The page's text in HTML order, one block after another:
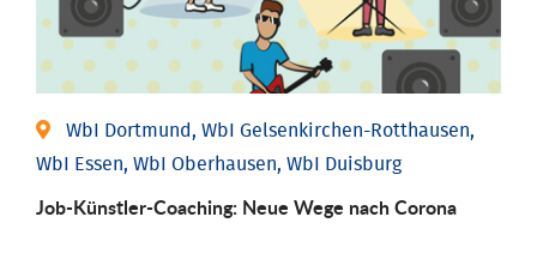
WbI Dortmund, WbI Gelsenkirchen-Rotthausen,
WbI Essen, WbI Oberhausen, WbI Duisburg
Job-Künstler-Coaching: Neue Wege nach Corona